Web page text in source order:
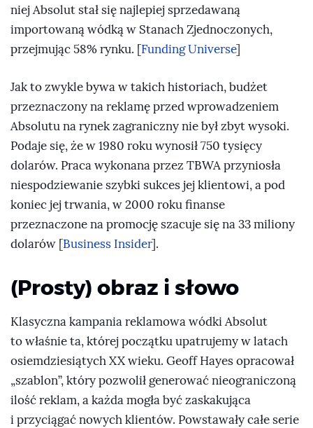
niej Absolut stał się najlepiej sprzedawaną
importowaną wódką w Stanach Zjednoczonych,
przejmując 58% rynku. [Funding Universe]
Jak to zwykle bywa w takich historiach, budżet
przeznaczony na reklamę przed wprowadzeniem
Absolutu na rynek zagraniczny nie był zbyt wysoki.
Podaje się, że w 1980 roku wynosił 750 tysięcy
dolarów. Praca wykonana przez TBWA przyniosła
niespodziewanie szybki sukces jej klientowi, a pod
koniec jej trwania, w 2000 roku finanse
przeznaczone na promocję szacuje się na 33 miliony
dolarów [Business Insider].
(Prosty) obraz i słowo
Klasyczna kampania reklamowa wódki Absolut
to właśnie ta, której początku upatrujemy w latach
osiemdziesiątych XX wieku. Geoff Hayes opracował
„szablon”, który pozwolił generować nieograniczoną
ilość reklam, a każda mogła być zaskakująca
i przyciągać nowych klientów. Powstawały całe serie